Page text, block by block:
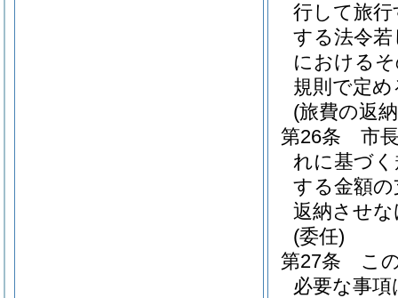
行して旅
する法令
における
規則で定め
(旅費の返
第26条
市
れに基づ
する金額
返納させ
(委任)
第27条
こ
必要な事